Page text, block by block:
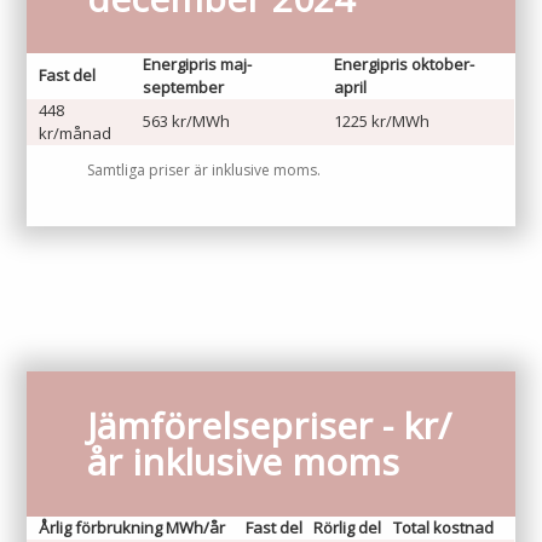
Badtemperaturer i Alingsås
Aktuella vattennivåer
Pressrum
Sponsring
Jobba hos oss
Visselblåsarfunktion
Integritetsinformation
Fast del
Energipris maj-
september
Energipris oktober-
april
448
kr/månad
563 kr/MWh 1225 kr/MWh
Samtliga priser är inklusive moms.
Jämförelsepriser - kr/
år inklusive moms
Årlig förbrukning MWh/år Fast del Rörlig del Total kostnad